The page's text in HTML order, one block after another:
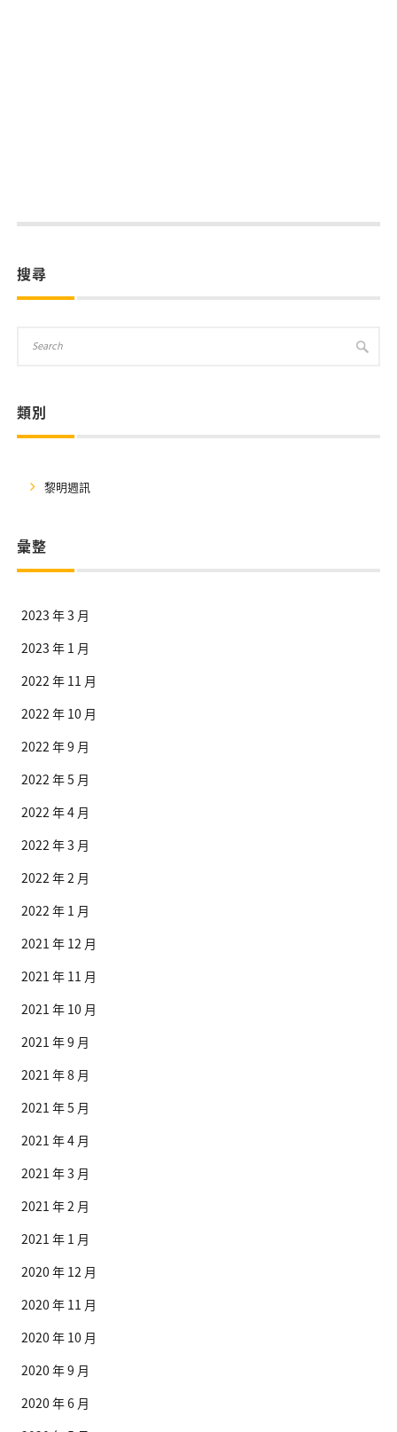
搜尋
類別
黎明週訊
彙整
2023 年 3 月
2023 年 1 月
2022 年 11 月
2022 年 10 月
2022 年 9 月
2022 年 5 月
2022 年 4 月
2022 年 3 月
2022 年 2 月
2022 年 1 月
2021 年 12 月
2021 年 11 月
2021 年 10 月
2021 年 9 月
2021 年 8 月
2021 年 5 月
2021 年 4 月
2021 年 3 月
2021 年 2 月
2021 年 1 月
2020 年 12 月
2020 年 11 月
2020 年 10 月
2020 年 9 月
2020 年 6 月